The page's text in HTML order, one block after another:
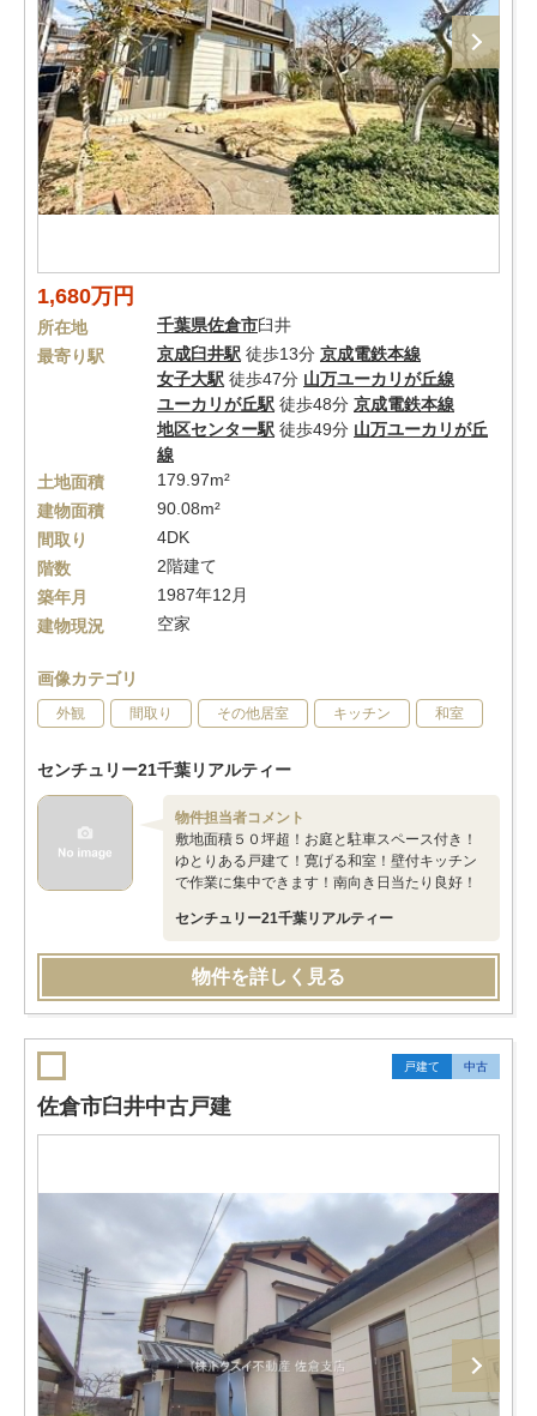
1,680万円
所在地 千葉県佐倉市臼井
最寄り駅
京成臼井駅 徒歩13分 京成電鉄本線
女子大駅 徒歩47分 山万ユーカリが丘線
ユーカリが丘駅 徒歩48分 京成電鉄本線
地区センター駅 徒歩49分 山万ユーカリが丘
線
土地面積
179.97m²
建物面積
90.08m²
間取り
4DK
階数
2階建て
築年月
1987年12月
建物現況
空家
画像カテゴリ
外観 間取り その他居室 キッチン 和室
センチュリー21千葉リアルティー
物件担当者コメント
敷地面積５０坪超！お庭と駐車スペース付き！
ゆとりある戸建て！寛げる和室！壁付キッチン
で作業に集中できます！南向き日当たり良好！
センチュリー21千葉リアルティー
物件を詳しく見る
戸建て 中古
佐倉市臼井中古戸建